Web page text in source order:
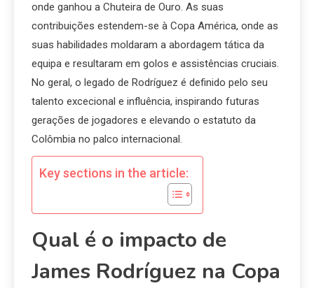
onde ganhou a Chuteira de Ouro. As suas
contribuições estendem-se à Copa América, onde as
suas habilidades moldaram a abordagem tática da
equipa e resultaram em golos e assistências cruciais.
No geral, o legado de Rodríguez é definido pelo seu
talento excecional e influência, inspirando futuras
gerações de jogadores e elevando o estatuto da
Colômbia no palco internacional.
Key sections in the article:
Qual é o impacto de
James Rodríguez na Copa